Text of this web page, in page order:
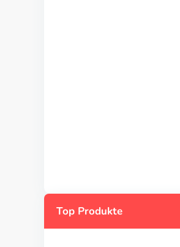
Top Produkte